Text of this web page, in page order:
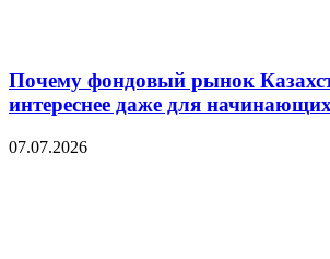
Почему фондовый рынок
интереснее даже для
07.07.2026